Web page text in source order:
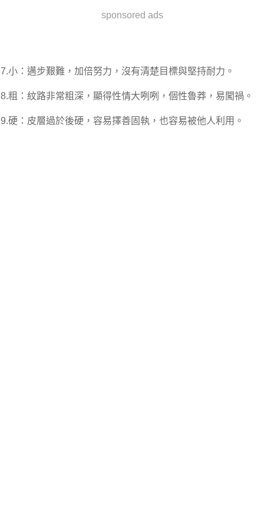
sponsored ads
7.小：邁步艱難，加倍努力，沒有清楚目標與堅持耐力。
8.粗：紋路非常粗深，顯得性情大咧咧，個性魯莽，易闖禍。
9.硬：皮層過於後硬，容易擇善固執，也容易被他人利用。